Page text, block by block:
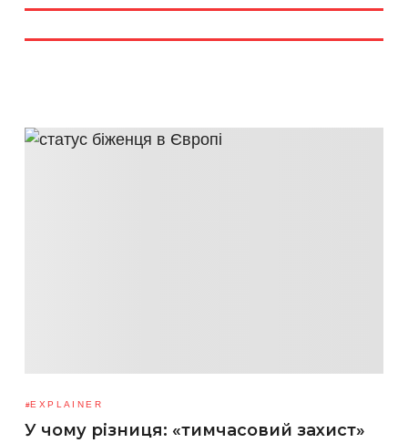
EXPLAINER
У чому різниця: «тимчасовий захист»